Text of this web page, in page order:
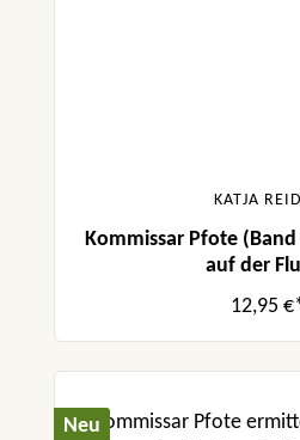
KATJA
Kommissar Pfote
auf der
12,95
Neu